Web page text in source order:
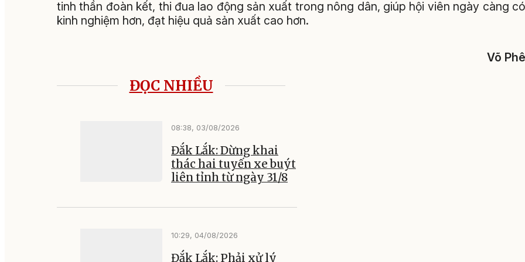
tinh thần đoàn kết, thi đua lao động sản xuất trong nông dân, giúp hội viên ngày càng có
kinh nghiệm hơn, đạt hiệu quả sản xuất cao hơn.
Võ Phê
ĐỌC NHIỀU
08:38, 03/08/2026
Đắk Lắk: Dừng khai
thác hai tuyến xe buýt
liên tỉnh từ ngày 31/8
10:29, 04/08/2026
Đắk Lắk: Phải xử lý